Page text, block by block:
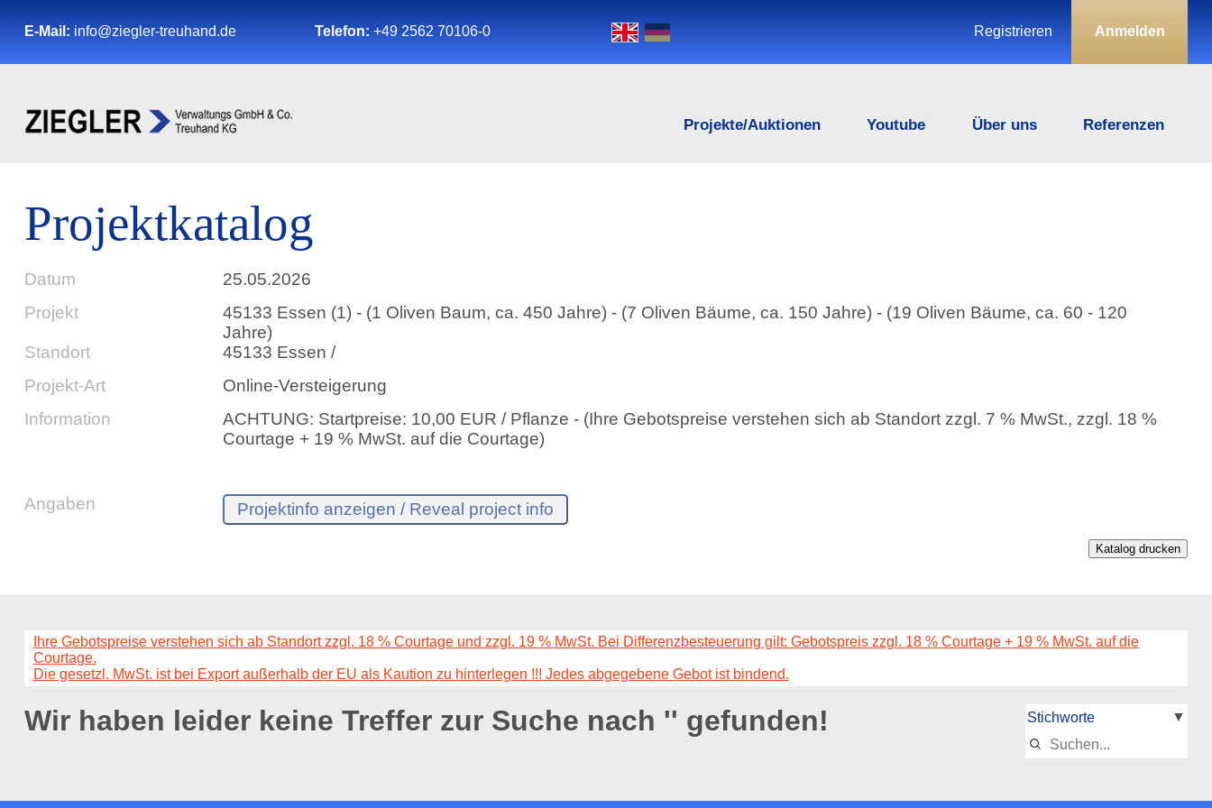
E-Mail: info@ziegler-treuhand.de Telefon: +49 2562 70106-0 Anmelden
Registrieren
Referenzen
Über uns
Youtube
Projekte/Auktionen
Projektkatalog
Datum
25.05.2026
Projekt
45133 Essen (1) - (1 Oliven Baum, ca. 450 Jahre) - (7 Oliven Bäume, ca. 150 Jahre) - (19 Oliven Bäume, ca. 60 - 120
Jahre)
Standort
45133 Essen /
Projekt-Art
Online-Versteigerung
Information
ACHTUNG: Startpreise: 10,00 EUR / Pflanze - (Ihre Gebotspreise verstehen sich ab Standort zzgl. 7 % MwSt., zzgl. 18 %
Courtage + 19 % MwSt. auf die Courtage)
Angaben
Katalog drucken
Ihre Gebotspreise verstehen sich ab Standort zzgl. 18 % Courtage und zzgl. 19 % MwSt. Bei Differenzbesteuerung gilt: Gebotspreis zzgl. 18 % Courtage + 19 % MwSt. auf die
Courtage.
Die gesetzl. MwSt. ist bei Export außerhalb der EU als Kaution zu hinterlegen !!! Jedes abgegebene Gebot ist bindend.
Wir haben leider keine Treffer zur Suche nach '' gefunden!